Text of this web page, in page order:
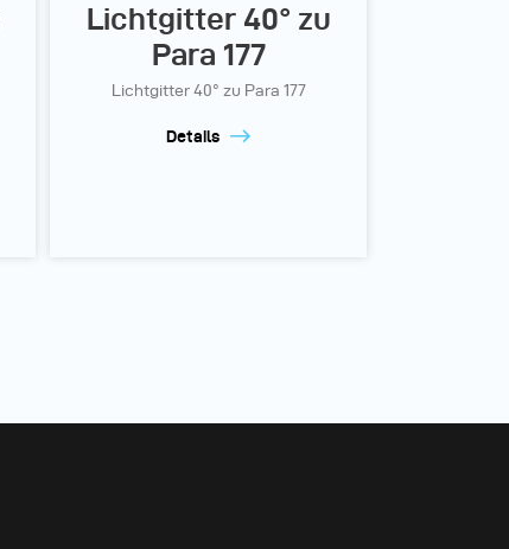
Lichtgitter 40° zu
Para 177
Lichtgitter 40° zu Para 177
Details